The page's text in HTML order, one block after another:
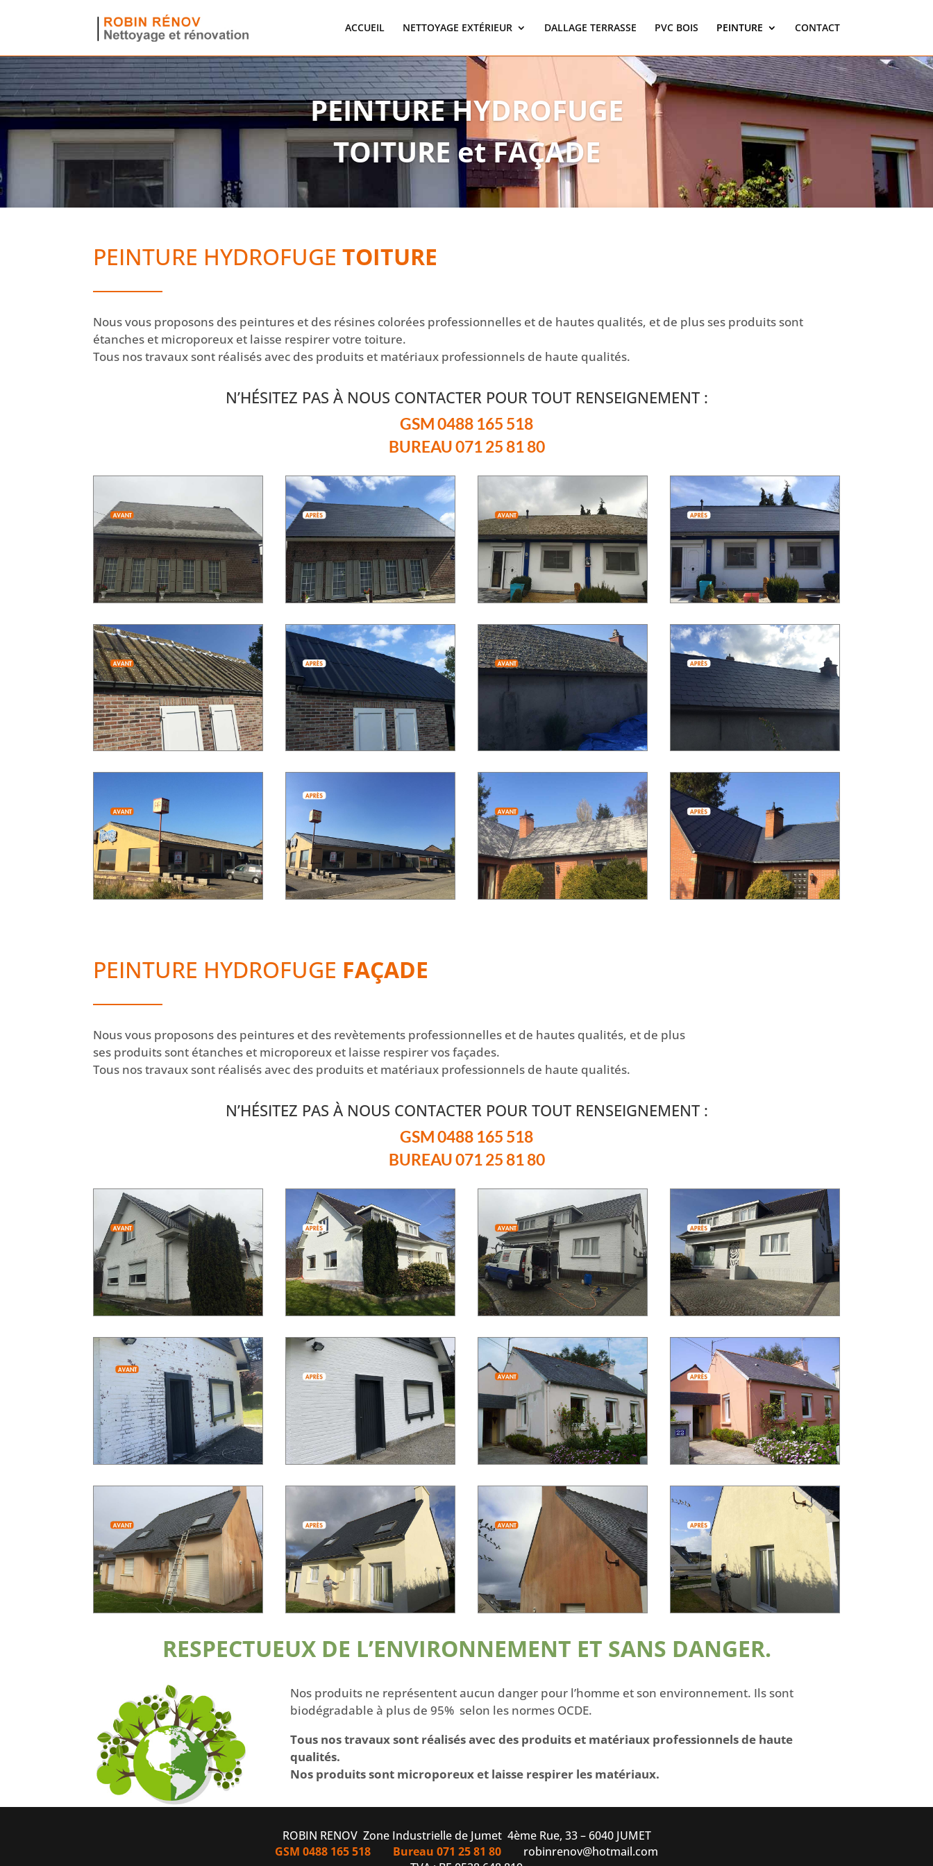
ACCUEIL NETTOYAGE EXTÉRIEUR DALLAGE TERRASSE PVC BOIS PEINTURE CONTACT
PEINTURE HYDROFUGE
TOITURE et FAÇADE
PEINTURE HYDROFUGE TOITURE
Nous vous proposons des peintures et des résines colorées professionnelles et de hautes qualités, et de plus ses produits sont
étanches et microporeux et laisse respirer votre toiture.
Tous nos travaux sont réalisés avec des produits et matériaux professionnels de haute qualités.
N’HÉSITEZ PAS À NOUS CONTACTER POUR TOUT RENSEIGNEMENT :
GSM 0488 165 518
BUREAU 071 25 81 80
PEINTURE HYDROFUGE FAÇADE
Nous vous proposons des peintures et des revètements professionnelles et de hautes qualités, et de plus
ses produits sont étanches et microporeux et laisse respirer vos façades.
Tous nos travaux sont réalisés avec des produits et matériaux professionnels de haute qualités.
N’HÉSITEZ PAS À NOUS CONTACTER POUR TOUT RENSEIGNEMENT :
GSM 0488 165 518
BUREAU 071 25 81 80
RESPECTUEUX DE L’ENVIRONNEMENT ET SANS DANGER.
Nos produits ne représentent aucun danger pour l’homme et son environnement. Ils sont
biodégradable à plus de 95% selon les normes OCDE.
Tous nos travaux sont réalisés avec des produits et matériaux professionnels de haute
qualités.
Nos produits sont microporeux et laisse respirer les matériaux.
ROBIN RENOV Zone Industrielle de Jumet 4ème Rue, 33 – 6040 JUMET
GSM 0488 165 518 Bureau 071 25 81 80 robinrenov@hotmail.com